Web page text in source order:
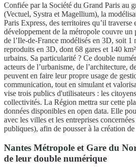
Confiée par la Société du Grand Paris au
(Vectuel, Systra et Magellium), la
Paris Express, des territoires qu’il traverse
développement de la métropole couvre un
de l’Ile-de-France modélisés en 3D, soit 1
reproduits en 3D, dont 68 gares et 140
urbains. Sa particularité ? Ce double
acteurs de l’urbanisme, de l’architecture,
peuvent en faire leur propre usage de
communication, tout en simulant et
vise trois publics d'utilisateurs : les
collectivités. La Région mettra sur cette
données disponibles en open data. Elle
avec les villes et les entreprises
publiques), afin de pousser à la création
Nantes Métropole et Gare du
de leur double numérique